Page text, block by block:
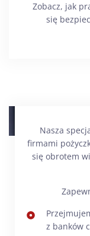
Zobacz, jak
się
Nasza
firmami
się obrotem
z banków